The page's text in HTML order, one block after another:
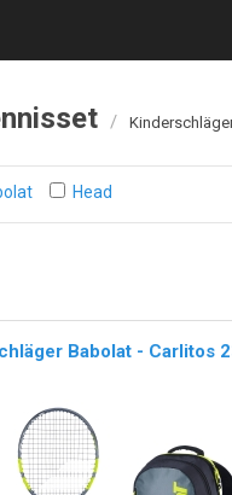
/
Head
Babolat - Carlitos